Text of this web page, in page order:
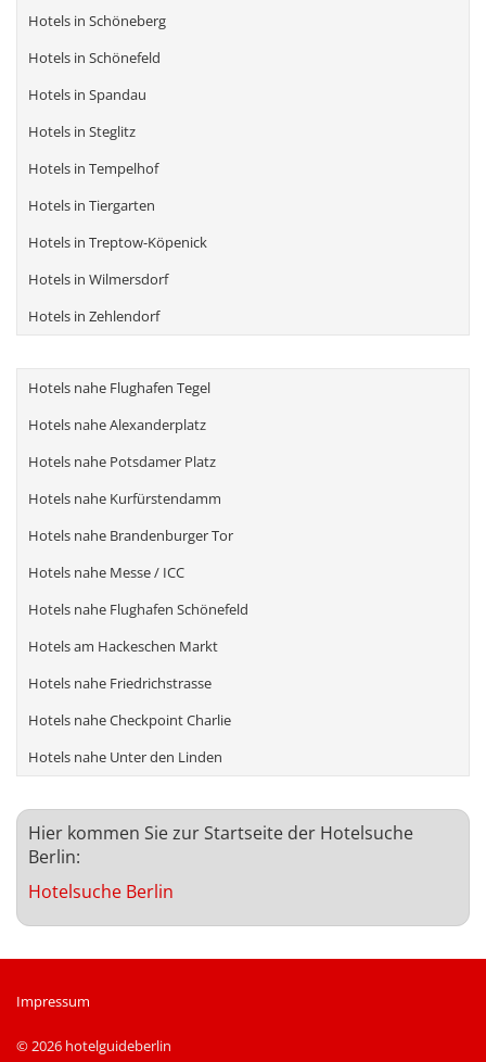
Hotels in Schöneberg
Hotels in Schönefeld
Hotels in Spandau
Hotels in Steglitz
Hotels in Tempelhof
Hotels in Tiergarten
Hotels in Treptow-Köpenick
Hotels in Wilmersdorf
Hotels in Zehlendorf
Hotels nahe Flughafen Tegel
Hotels nahe Alexanderplatz
Hotels nahe Potsdamer Platz
Hotels nahe Kurfürstendamm
Hotels nahe Brandenburger Tor
Hotels nahe Messe / ICC
Hotels nahe Flughafen Schönefeld
Hotels am Hackeschen Markt
Hotels nahe Friedrichstrasse
Hotels nahe Checkpoint Charlie
Hotels nahe Unter den Linden
Hier kommen Sie zur Startseite der Hotelsuche
Berlin:
Hotelsuche Berlin
Impressum
© 2026 hotelguideberlin